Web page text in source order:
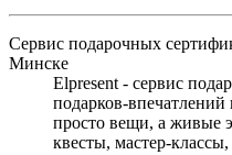
Сервис подарочных
Минске
Elpresent - сервис
просто вещи, а живые
квесты,